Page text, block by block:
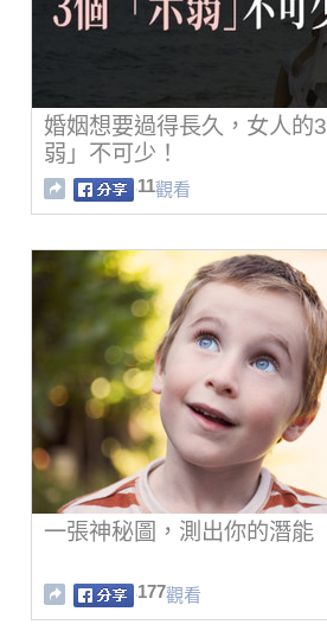
婚姻想要過得長久，女人的
弱」不可少！
11觀看
一張神秘圖，測出你的潛能
177觀看